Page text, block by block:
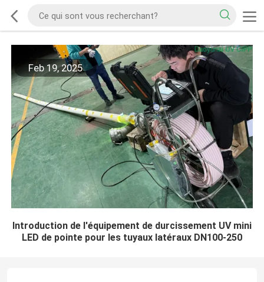
Feb 19, 2025
Introduction de l'équipement de durcissement UV mini
LED de pointe pour les tuyaux latéraux DN100-250